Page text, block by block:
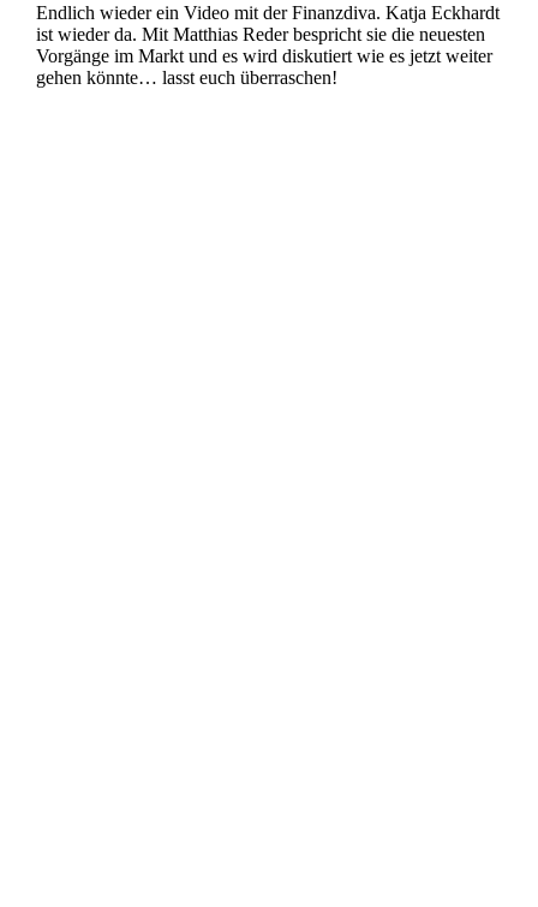
Endlich wieder ein Video mit der Finanzdiva. Katja Eckhardt
ist wieder da. Mit Matthias Reder bespricht sie die neuesten
Vorgänge im Markt und es wird diskutiert wie es jetzt weiter
gehen könnte… lasst euch überraschen!